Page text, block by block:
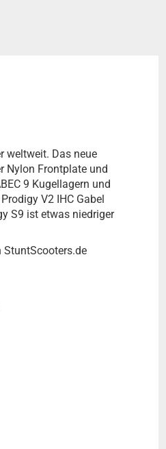
weltweit. Das neue
Nylon Frontplate und
9 Kugellagern und
V2 IHC Gabel
S9 ist etwas niedriger
StuntScooters.de